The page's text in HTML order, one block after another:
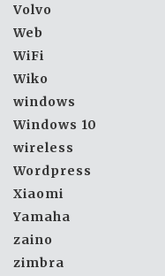
Volvo
Web
WiFi
Wiko
windows
Windows 10
wireless
Wordpress
Xiaomi
Yamaha
zaino
zimbra